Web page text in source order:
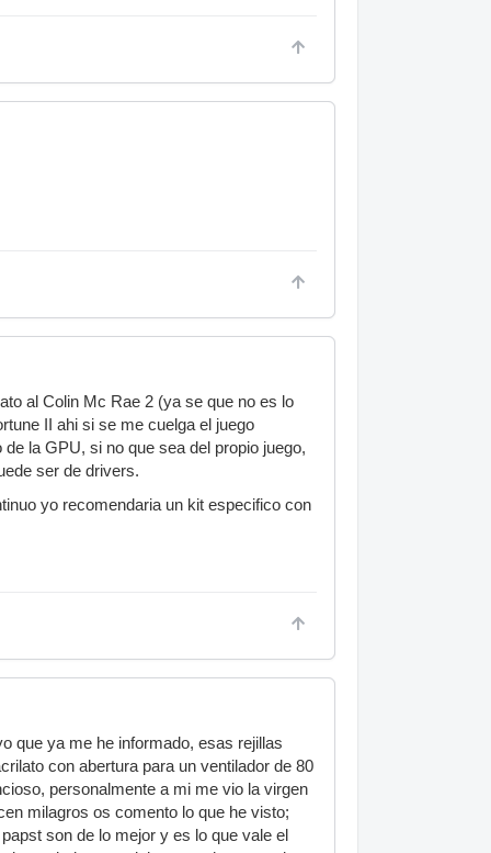
al Colin Mc Rae 2 (ya se que no es lo
II ahi si se me cuelga el juego
la GPU, si no que sea del propio juego,
ser de drivers.
yo recomendaria un kit especifico con
que ya me he informado, esas rejillas
con abertura para un ventilador de 80
personalmente a mi me vio la virgen
milagros os comento lo que he visto;
son de lo mejor y es lo que vale el